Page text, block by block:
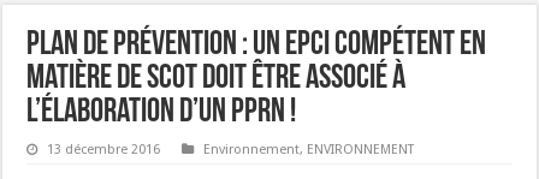
Plan de Prévention : un EPCI compétent en
matière de SCOT doit être associé à
l’élaboration d’un PPRN !
13 décembre 2016 Environnement, ENVIRONNEMENT